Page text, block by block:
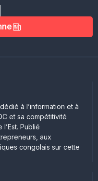
à l’information et à
et sa compétitivité
Publié
aux
congolais sur cette